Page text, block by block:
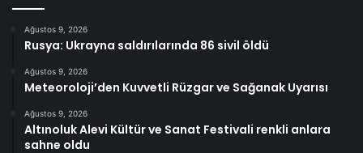
Ağustos 9, 2026
Rusya: Ukrayna saldırılarında 86 sivil öldü
Ağustos 9, 2026
Meteoroloji’den Kuvvetli Rüzgar ve Sağanak Uyarısı
Ağustos 9, 2026
Altınoluk Alevi Kültür ve Sanat Festivali renkli anlara
sahne oldu